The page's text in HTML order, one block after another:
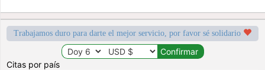
Trabajamos duro para darte el mejor servicio, por favor sé solidario
Citas por país